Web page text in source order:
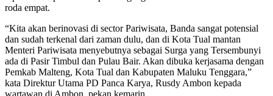
roda empat.
“Kita akan berinovasi di sector Pariwisata, Banda sangat potensial
dan sudah terkenal dari zaman dulu, dan di Kota Tual mantan
Menteri Pariwisata menyebutnya sebagai Surga yang Tersembunyi
ada di Pasir Timbul dan Pulau Bair. Akan dibuka kerjasama dengan
Pemkab Malteng, Kota Tual dan Kabupaten Maluku Tenggara,”
kata Direktur Utama PD Panca Karya, Rusdy Ambon kepada
wartawan di Ambon, pekan kemarin.